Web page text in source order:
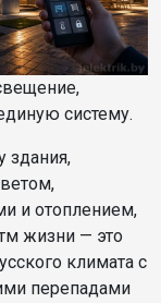
систему.
здания,
и отоплением,
жизни — это
климата с
перепадами